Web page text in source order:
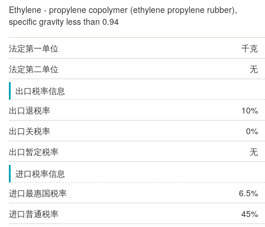
Ethylene - propylene copolymer (ethylene propylene rubber),
specific gravity less than 0.94
法定第一单位
千克
法定第二单位
无
出口税率信息
出口退税率
10%
出口关税率
0%
出口暂定税率
无
进口税率信息
进口最惠国税率
6.5%
进口普通税率
45%